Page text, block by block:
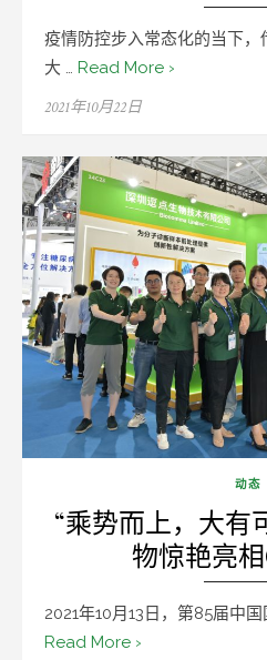
疫情防控步入常态化的当下
大 … Read More ›
Posted
2021年10月22日
动态
“乘势而上，大
物惊艳亮相
2021年10月13日，第85届中
Read More ›